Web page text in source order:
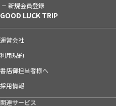
新規会員登録
GOOD LUCK TRIP
運営会社
利用規約
書店御担当者様へ
採用情報
関連サービス